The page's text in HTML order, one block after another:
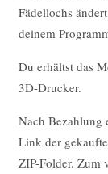
Fädellochs
deinem
Du erhältst das
3D-Drucker.
Nach Bezahlung
Link der
ZIP-Folder. Zum